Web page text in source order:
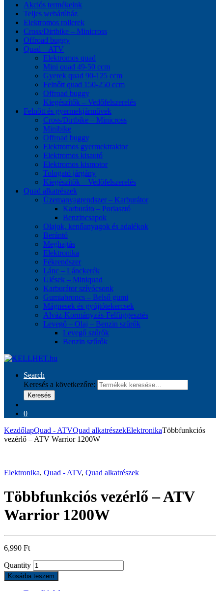
Akciós termékeink
Teljes webárúház
Elektromos rollerek
Cross/Dirtbike – Minicross
Offroad buggy
Quad – ATV
Elektromos quad
Mini quad 49-50 ccm
Gyerek quad 90-125 ccm
Felnőtt quad 150-250 ccm
Offroad buggy
Kiegészítők – Vedőfelszerelés
Felnőtt és gyermekjárművek
Cross/Dirtbike – Minicross
Minibike
Offroad buggy
Elektromos gyermektraktor
Elektromos kisautó
Elektromos kismotor
Tologató járgány
Kiegészítők – Vedőfelszerelés
Quad alkatrészek
Üzemanyagrendszer – Karburátor
Karburáto – Porlasztó
Benzincsapok
Olajok, kenőanyagok és adalékok
Berántó
Meghajtás
Elektronika
Fékrendszer
Lánc – Lánckerék
Ülések – Miniquad
Karburátor szívócsonk
Gumiabroncs – Belső gumi
Mágnesek és gyújtótekercsek
Alváz-Kormányzás-Felfüggesztés
Levegő – Olaj – Benzin szűrők
Levegő szűrők
Benzin szűrők
Search
Keresés a következőre:
Keresés
0
KezdőlapQuad - ATVQuad alkatrészekElektronikaTöbbfunkciós
vezérlő – ATV Warrior 1200W
Elektronika, Quad - ATV, Quad alkatrészek
Többfunkciós vezérlő – ATV
Warrior 1200W
6,990 Ft
Quantity
Kosárba teszem